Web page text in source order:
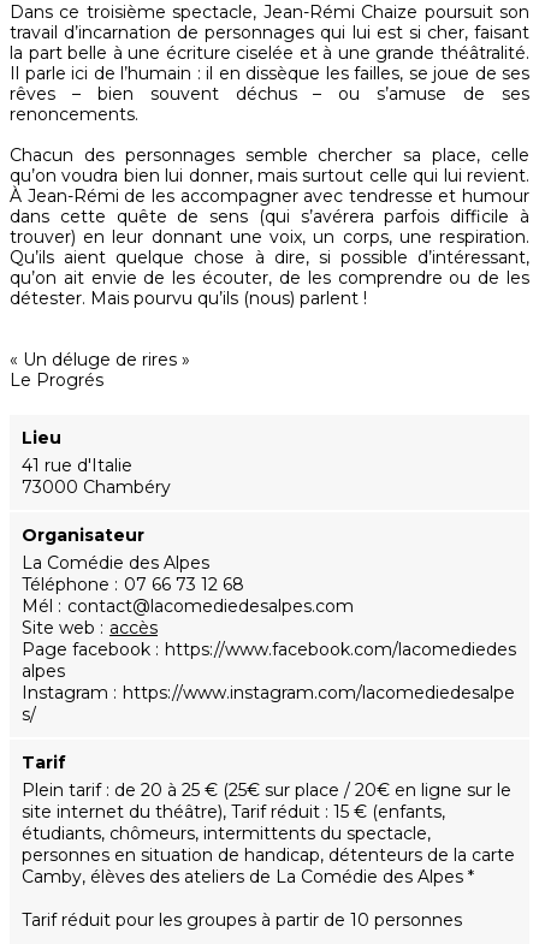
Dans ce troisième spectacle, Jean-Rémi Chaize poursuit son
travail d’incarnation de personnages qui lui est si cher, faisant
la part belle à une écriture ciselée et à une grande théâtralité.
Il parle ici de l’humain : il en dissèque les failles, se joue de ses
rêves – bien souvent déchus – ou s’amuse de ses
renoncements.
Chacun des personnages semble chercher sa place, celle
qu’on voudra bien lui donner, mais surtout celle qui lui revient.
À Jean-Rémi de les accompagner avec tendresse et humour
dans cette quête de sens (qui s’avérera parfois difficile à
trouver) en leur donnant une voix, un corps, une respiration.
Qu’ils aient quelque chose à dire, si possible d’intéressant,
qu’on ait envie de les écouter, de les comprendre ou de les
détester. Mais pourvu qu’ils (nous) parlent !
« Un déluge de rires »
Le Progrés
Lieu
41 rue d'Italie
73000 Chambéry
Organisateur
La Comédie des Alpes
Téléphone
07 66 73 12 68
Mél
contact@lacomediedesalpes.com
Site web
accès
Page facebook
https://www.facebook.com/lacomediedes
alpes
Instagram
https://www.instagram.com/lacomediedesalpe
s/
Tarif
Plein tarif : de 20 à 25 € (25€ sur place / 20€ en ligne sur le
site internet du théâtre), Tarif réduit : 15 € (enfants,
étudiants, chômeurs, intermittents du spectacle,
personnes en situation de handicap, détenteurs de la carte
Camby, élèves des ateliers de La Comédie des Alpes *
Tarif réduit pour les groupes à partir de 10 personnes